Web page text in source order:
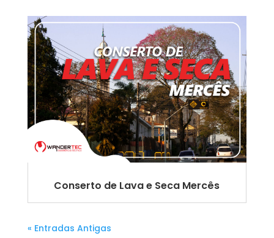
Conserto de Lava e Seca Mercês
« Entradas Antigas